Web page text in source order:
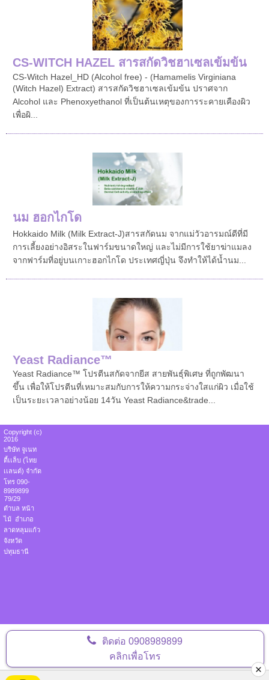
CS-WITCH HAZEL สารสกัดวิชฮาเซลเข้มข้น
CS-Witch Hazel_HD (Alcohol free) - (Hamamelis Virginiana
(Witch Hazel) Extract) สารสกัดวิชฮาเซลเข้มข้น ปราศจาก
Alcohol และ Phenoxyethanol ที่เป็นต้นเหตุของการระคายเคืองผิว
เพื่อผิ...
นม ฮอกไกโด
Hokkaido Milk (Milk Extract-J)สารสกัดนม จากแม่วัวอารมณ์ดีที่มี
การเลี้ยงอย่างอิสระในฟาร์มขนาดใหญ่ และไม่มีการใช้ยาฆ่าแมลง
จากฟาร์มที่อยู่บนเกาะฮอกไกโด ประเทศญี่ปุ่น จึงทำให้ได้น้ำนม...
Yeast Radiance™
Yeast Radiance™ โปรตีนสกัดจากยีส สายพันธุ์พิเศษ ที่ถูกพัฒนา
ขึ้น เพื่อให้โปรตีนที่เหมาะสมกับการให้ความกระจ่างใสแก่ผิว เมื่อใช้
เป็นระยะเวลาอย่างน้อย 14วัน Yeast Radiance&trade...
Copyright (c)
2016
บริษัท จูเนท
ตี้เเล็บ (ไทย
เเลนด์) จำกัด
โทร 090-
8989899
79/29
ตำบล หน้า
ไม้ อำเภอ
ลาดหลุมแก้ว
จังหวัด
ปทุมธานี
ติดต่อ0908989899
คลิกเพื่อโทร